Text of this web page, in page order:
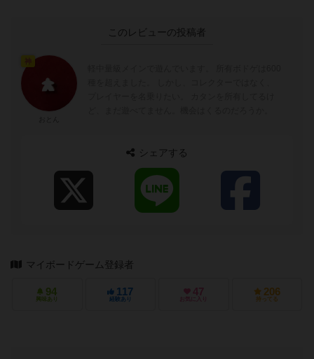
このレビューの投稿者
シェアする
マイボードゲーム登録者
94
興味あり
117
経験あり
47
お気に入り
206
持ってる